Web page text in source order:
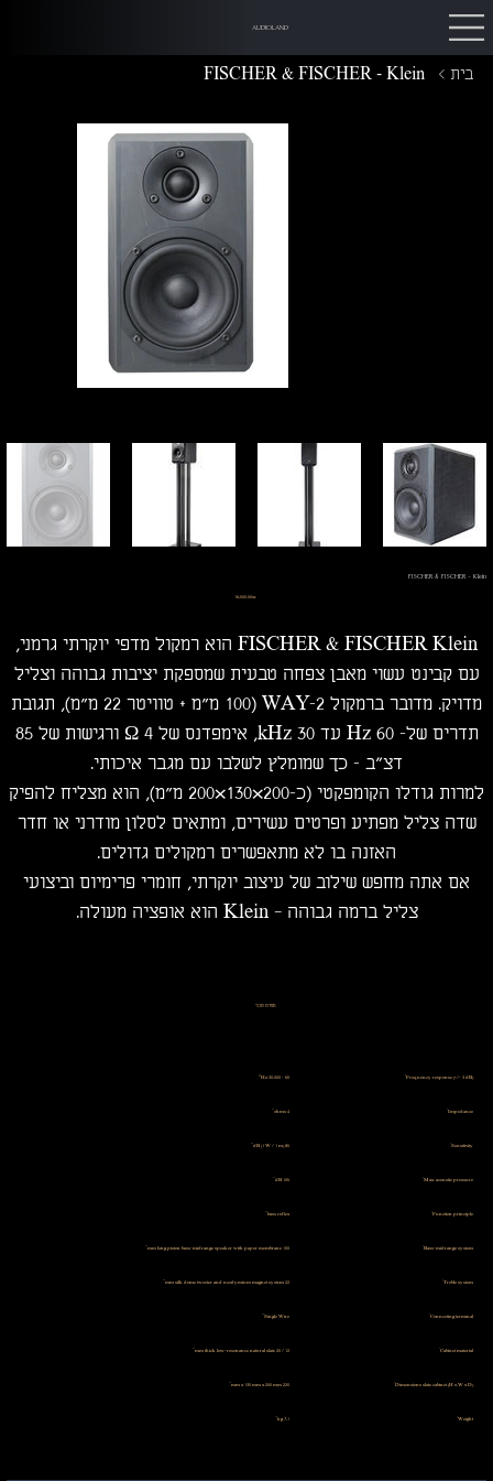
AUDIOLAND
בית >
FISCHER & FISCHER - Klein
FISCHER & FISCHER - Klein
מחיר‏16,500.00 ‏₪
FISCHER & FISCHER Klein הוא רמקול מדפי יוקרתי גרמני,
עם קבינט עשוי מאבן צפחה טבעית שמספקת יציבות גבוהה וצליל
מדויק. מדובר ברמקול 2-WAY (100 מ״מ + טוויטר 22 מ״מ), תגובת
תדרים של- 60 Hz עד 30 kHz, אימפדנס של 4 Ω ורגישות של 85
דצ”ב - כך שמומלץ לשלבו עם מגבר איכותי.
למרות גודלו הקומפקטי (כ-200×130×200 מ״מ), הוא מצליח להפיק
שדה צליל מפתיע ופרטים עשירים, ומתאים לסלון מודרני או חדר
האזנה בו לא מתאפשרים רמקולים גדולים.
אם אתה מחפש שילוב של עיצוב יוקרתי, חומרי פרימיום וביצועי
צליל ברמה גבוהה — Klein הוא אופציה מעולה.
מפרט טכני
Frequency response (+/- 3 dB)
60 - 30.000 Hz
Impedance
4 ohms
Sensitivity
85 dB (1 W / 1 m)
Max. acoustic pressure
105 dB
Function principle
bass reflex
Bass-midrange system
100 mm long piston bass-midrange speaker with paper membrane
Treble system
22 mm silk dome tweeter and neodymium magnet system
Connecting terminal
Single Wire
Cabinet material
12 / 20 mm thick low-resonance natural slate
Dimensions slate cabinet (H x W x D)
220 mm x 130 mm x 200 mm
Weight
7,1 kg